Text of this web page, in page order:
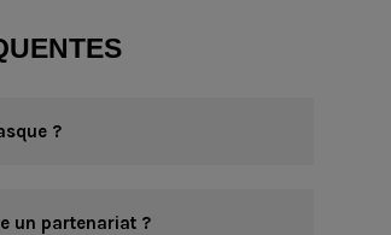
?
un partenariat ?